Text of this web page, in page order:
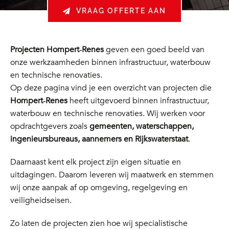
VRAAG OFFERTE AAN
Projecten Hompert‑Renesgeven een goed beeld van
onze werkzaamheden binnen infrastructuur, waterbouw
en technische renovaties.
Op deze pagina vind je een overzicht van projecten die
Hompert‑Renesheeft uitgevoerd binnen infrastructuur,
waterbouw en technische renovaties. Wij werken voor
opdrachtgevers zoalsgemeenten, waterschappen,
ingenieursbureaus, aannemers en Rijkswaterstaat.
Daarnaast kent elk project zijn eigen situatie en
uitdagingen. Daarom leveren wij maatwerk en stemmen
wij onze aanpak af op omgeving, regelgeving en
veiligheidseisen.
Zo laten de projecten zien hoe wij specialistische